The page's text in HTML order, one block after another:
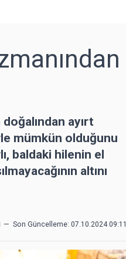
doğalından ayırt
mümkün olduğunu
baldaki hilenin el
altını
— Son Güncelleme: 07.10.2024 09:11